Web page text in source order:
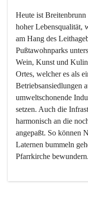
Heute ist
hoher Lebensqualität,
am Hang des
Pußtawohnparks
Wein, Kunst und
Ortes, welcher es als
Betriebsansiedlungen
umweltschonende
setzen. Auch die
harmonisch an die
angepaßt. So können
Laternen bummeln
Pfarrkirche bewundern.
Der Weinbau